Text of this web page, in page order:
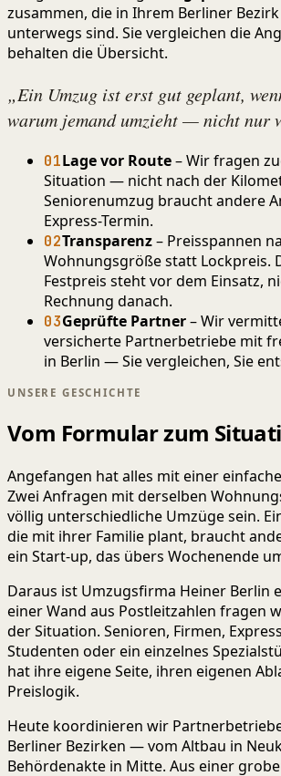
zusammen, die in Ihrem Berliner
unterwegs sind. Sie vergleichen die
behalten die Übersicht.
„Ein Umzug ist erst gut geplant,
warum jemand umzieht — nicht nur
01Lage vor Route– Wir fragen
Situation — nicht nach der
Seniorenumzug braucht andere
Express-Termin.
02Transparenz– Preisspannen
Wohnungsgröße statt Lockpreis.
Festpreis steht vor dem Einsatz,
Rechnung danach.
03Geprüfte Partner– Wir
versicherte Partnerbetriebe mit
in Berlin — Sie vergleichen, Sie
UNSERE GESCHICHTE
Vom Formular zum
Angefangen hat alles mit einer
Zwei Anfragen mit derselben
völlig unterschiedliche Umzüge sein.
die mit ihrer Familie plant, braucht
ein Start-up, das übers Wochenende
Daraus ist Umzugsfirma Heiner Berlin
einer Wand aus Postleitzahlen fragen
der Situation. Senioren, Firmen,
Studenten oder ein einzelnes
hat ihre eigene Seite, ihren eigenen
Preislogik.
Heute koordinieren wir
Berliner Bezirken — vom Altbau in
Behördenakte in Mitte. Aus einer